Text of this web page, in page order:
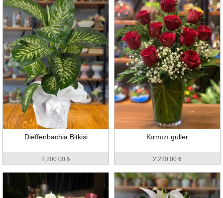
Dieffenbachia Bitkisi
2,200.00 ₺
Kırmızı güller
2,220.00 ₺